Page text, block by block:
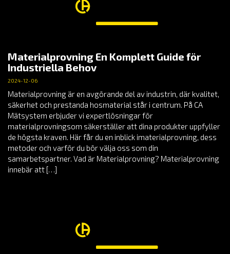
Materialprovning En Komplett Guide för
Industriella Behov
2024-12-06
Materialprovning är en avgörande del av industrin, där kvalitet,
säkerhet och prestanda hosmaterial står i centrum. På CA
Mätsystem erbjuder vi expertlösningar för
materialprovningsom säkerställer att dina produkter uppfyller
de högsta kraven. Här får du en inblick imaterialprovning, dess
metoder och varför du bör välja oss som din
samarbetspartner. Vad är Materialprovning? Materialprovning
innebär att […]